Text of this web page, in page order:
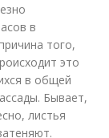
в
того,
это
в общей
Бывает,
листья